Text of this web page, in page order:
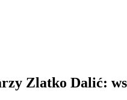
Zlatko Dalić: